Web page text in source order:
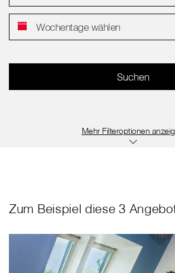
Wochentage wählen
Filteroptionen
Zum Beispiel diese 3